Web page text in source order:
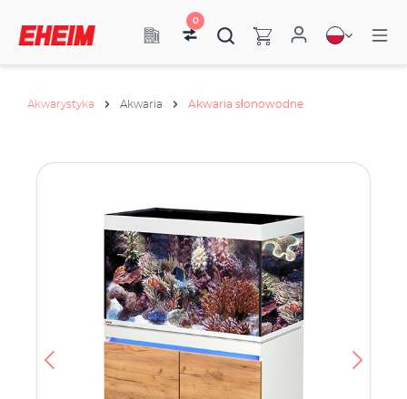
0
Akwarystyka Akwaria Akwaria słonowodne